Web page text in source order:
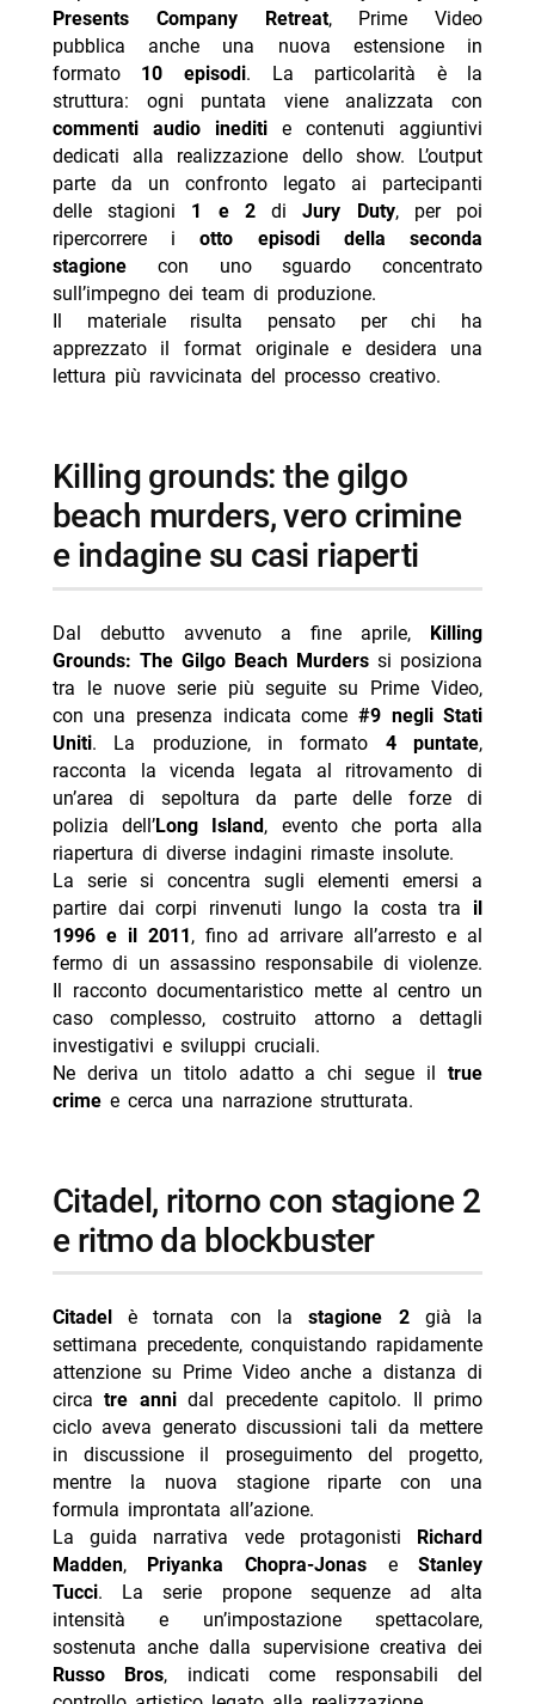
Presents Company Retreat, Prime Video
pubblica anche una nuova estensione in
formato 10 episodi. La particolarità è la
struttura: ogni puntata viene analizzata con
commenti audio ineditie contenuti aggiuntivi
dedicati alla realizzazione dello show. L’output
parte da un confronto legato ai partecipanti
delle stagioni 1 e 2diJury Duty, per poi
ripercorrere iotto episodi della seconda
stagionecon uno sguardo concentrato
sull’impegno dei team di produzione.
Il materiale risulta pensato per chi ha
apprezzato il format originale e desidera una
lettura più ravvicinata del processo creativo.
killing grounds: the gilgo
beach murders, vero crimine
e indagine su casi riaperti
Dal debutto avvenuto a fine aprile, Killing
Grounds: The Gilgo Beach Murders si posiziona
tra le nuove serie più seguite su Prime Video,
con una presenza indicata come #9 negli Stati
Uniti. La produzione, in formato 4 puntate,
racconta la vicenda legata al ritrovamento di
un’area di sepoltura da parte delle forze di
polizia dell’Long Island, evento che porta alla
riapertura di diverse indagini rimaste insolute.
La serie si concentra sugli elementi emersi a
partire dai corpi rinvenuti lungo la costa tra il
1996 e il 2011, fino ad arrivare all’arresto e al
fermo di un assassino responsabile di violenze.
Il racconto documentaristico mette al centro un
caso complesso, costruito attorno a dettagli
investigativi e sviluppi cruciali.
Ne deriva un titolo adatto a chi segue iltrue
crimee cerca una narrazione strutturata.
citadel, ritorno con stagione 2
e ritmo da blockbuster
Citadel è tornata con lastagione 2già la
settimana precedente, conquistando rapidamente
attenzione su Prime Video anche a distanza di
circatre annidal precedente capitolo. Il primo
ciclo aveva generato discussioni tali da mettere
in discussione il proseguimento del progetto,
mentre la nuova stagione riparte con una
formula improntata all’azione.
La guida narrativa vede protagonisti
Richard
Madden, Priyanka Chopra-Jonas eStanley
Tucci. La serie propone sequenze ad alta
intensità e un’impostazione spettacolare,
sostenuta anche dalla supervisione creativa dei
Russo Bros, indicati come responsabili del